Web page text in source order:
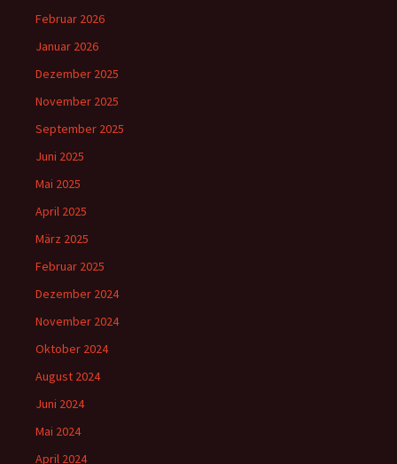
Februar 2026
Januar 2026
Dezember 2025
November 2025
September 2025
Juni 2025
Mai 2025
April 2025
März 2025
Februar 2025
Dezember 2024
November 2024
Oktober 2024
August 2024
Juni 2024
Mai 2024
April 2024